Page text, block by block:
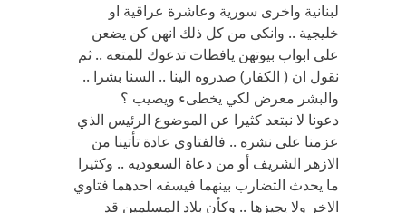
لبنانية واخرى سورية وعاشرة عراقية او
خليجية .. وانكى من كل ذلك انهن كن يضعن
على ابواب بيوتهن يافطات تدعوك للمتعه .. ثم
نقول ان ( الكفار) صدروه الينا .. السنا بشرا ..
والبشر معرض لكي يخطىء ويصيب ؟
دعونا لا نبتعد كثيرا عن الموضوع الرئيس الذي
عزمنا على نشره .. فالفتاوي عادة تأتينا من
الازهر الشريف أو من دعاة السعوديه .. وكثيرا
ما يحدث التضارب بينهما فيسفه احدهما فتاوي
الاخر ولا يجيزها .. وكأن بلاد المسلمين قد